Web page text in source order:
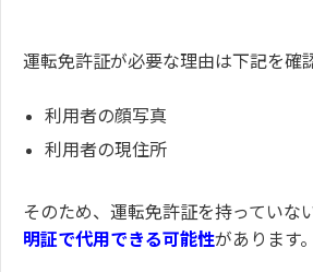
運転免許証が必要な理由は下記を確
利用者の顔写真
利用者の現住所
そのため、運転免許証を持っていな
明証で代用できる可能性があります。